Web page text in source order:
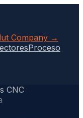
Company →
Proceso
CNC